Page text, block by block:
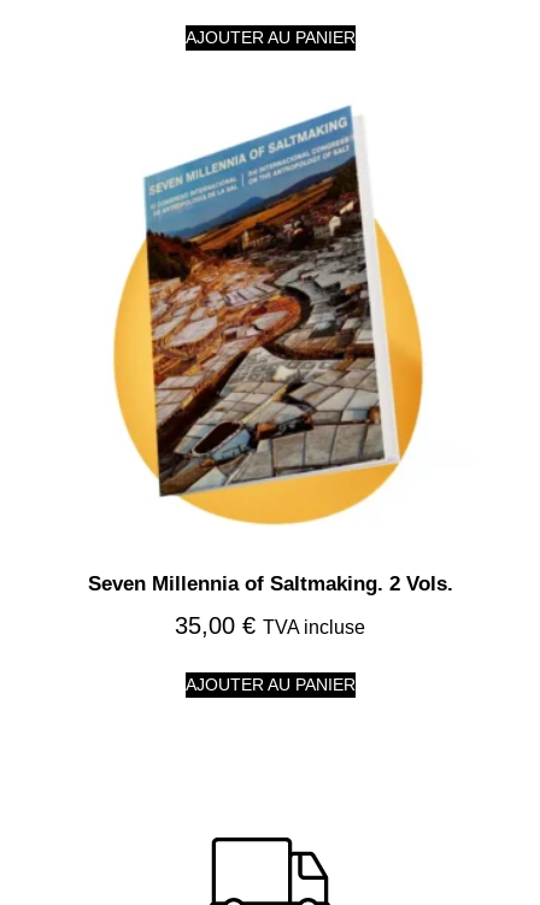
AJOUTER AU PANIER
Seven Millennia of Saltmaking. 2 Vols.
35,00 € TVA incluse
AJOUTER AU PANIER